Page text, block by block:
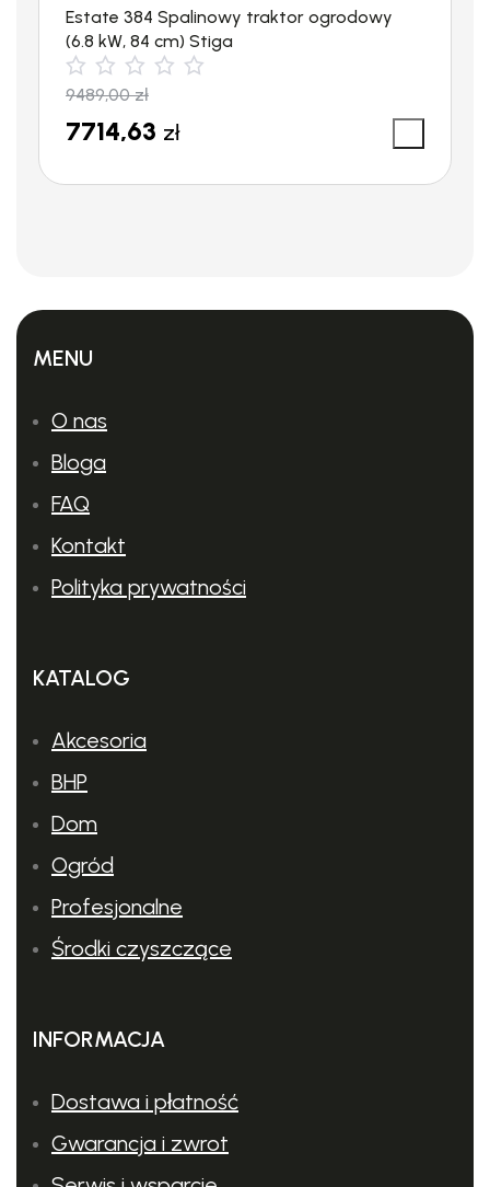
całkowita
Średnica
krawędzi tnącej
narzędzia
Estate 384 Spalinowy traktor ogrodowy
(6.8 kW, 84 cm) Stiga
9489,00zł
7714,63 zł
MENU
O nas
Bloga
FAQ
Kontakt
Polityka prywatności
KATALOG
Akcesoria
BHP
Dom
Ogród
Profesjonalne
Środki czyszczące
INFORMACJA
Dostawa i płatność
Gwarancja i zwrot